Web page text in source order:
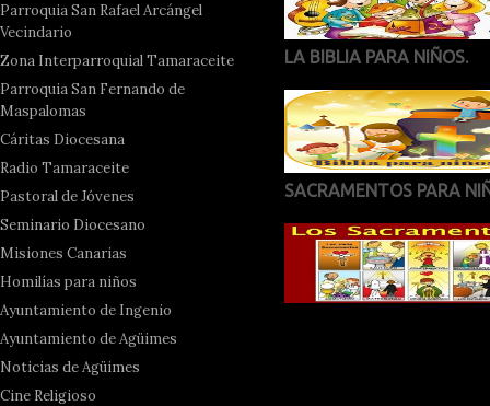
Parroquia San Rafael Arcángel
Vecindario
Zona Interparroquial Tamaraceite
Parroquia San Fernando de
Maspalomas
Cáritas Diocesana
Radio Tamaraceite
Pastoral de Jóvenes
Seminario Diocesano
Misiones Canarias
Homilías para niños
Ayuntamiento de Ingenio
Ayuntamiento de Agüimes
Noticias de Agüimes
Cine Religioso
LA BIBLIA PARA NIÑOS.
SACRAMENTOS PARA